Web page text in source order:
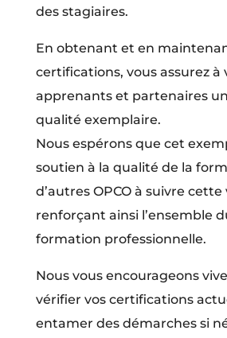
des stagiaires.
En obtenant et en
certifications, vous assurez à
apprenants et partenaires
qualité exemplaire.
Nous espérons que cet
soutien à la qualité de la
d’autres OPCO à suivre cette
renforçant ainsi l’ensemble
formation professionnelle.
Nous vous encourageons
vérifier vos certifications
entamer des démarches si